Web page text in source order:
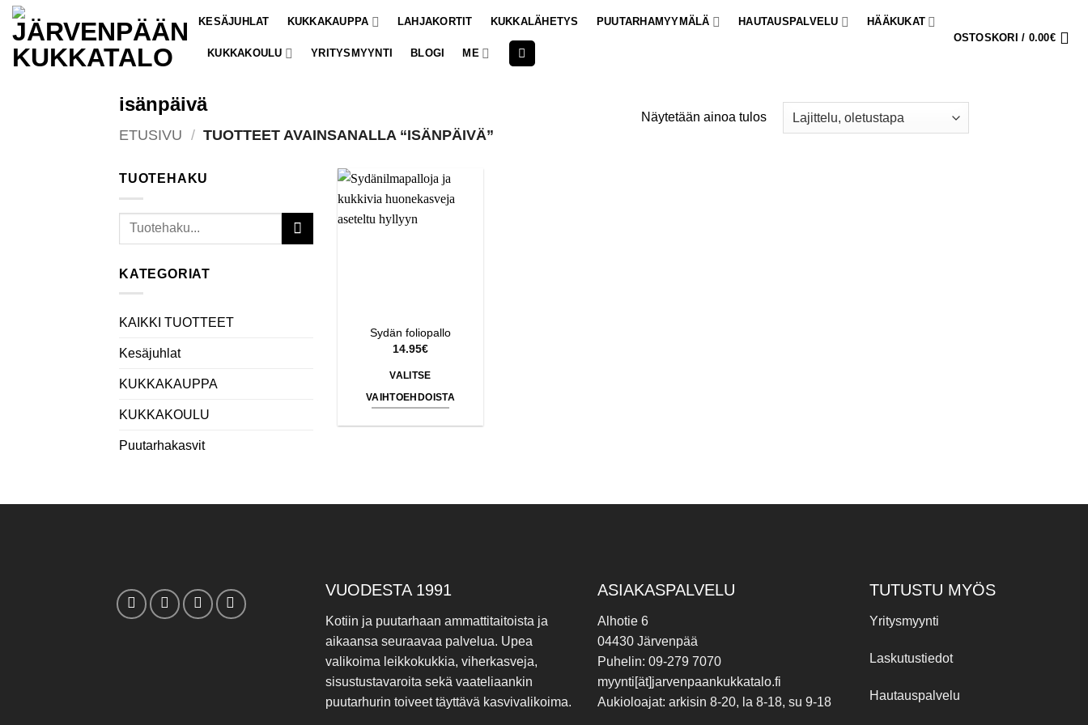
Skip
content
KESÄJUHLAT KUKKAKAUPPA LAHJAKORTIT KUKKALÄHETYS PUUTARHAMYYMÄLÄ HAUTAUSPALVELU HÄÄKUKAT
KUKKAKOULU YRITYSMYYNTI BLOGI ME
OSTOSKORI / 0.00€
isänpäivä
ETUSIVU / TUOTTEET AVAINSANALLA “ISÄNPÄIVÄ”
Näytetään ainoa tulos
TUOTEHAKU
Etsi:
KATEGORIAT
KAIKKI TUOTTEET
Kesäjuhlat
KUKKAKAUPPA
KUKKAKOULU
Puutarhakasvit
Sydän foliopallo
14.95€
VALITSE
VAIHTOEHDOISTA
sivulla.
VUODESTA 1991
Kotiin ja puutarhaan ammattitaitoista ja
aikaansa seuraavaa palvelua. Upea
valikoima leikkokukkia, viherkasveja,
sisustustavaroita sekä vaateliaankin
puutarhurin toiveet täyttävä kasvivalikoima.
ASIAKASPALVELU
Alhotie 6
04430 Järvenpää
Puhelin: 09-279 7070
myynti[ät]jarvenpaankukkatalo.fi
Aukioloajat: arkisin 8-20, la 8-18, su 9-18
TUTUSTU MYÖS
Yritysmyynti
Laskutustiedot
Hautauspalvelu